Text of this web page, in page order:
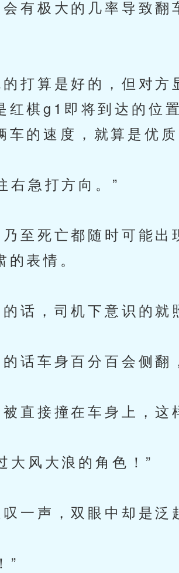
极大的几率导致翻
算是好的，但对方
红棋g1即将到达的位
车的速度，就算是优
急打方向。”
死亡都随时可能出
表情。
，司机下意识的就
话车身百分百会侧翻
接撞在车身上，这
风大浪的角色！”
声，双眼中却是泛
”